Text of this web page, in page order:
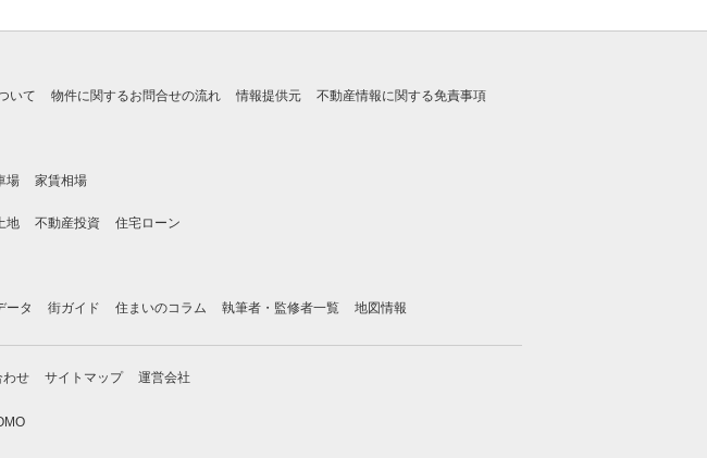
いて 物件に関するお問合せの流れ 情報提供元 不動産情報に関する免責事項
場 家賃相場
地 不動産投資 住宅ローン
ータ 街ガイド 住まいのコラム 執筆者・監修者一覧 地図情報
わせ サイトマップ 運営会社